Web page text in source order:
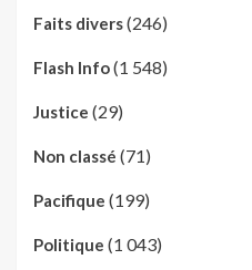
Faits divers(246)
Flash Info(1 548)
Justice (29)
Non classé (71)
Pacifique (199)
Politique (1 043)